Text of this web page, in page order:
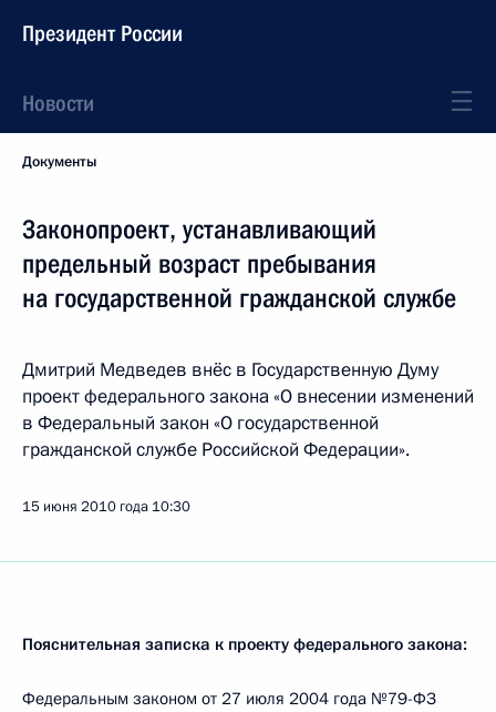
Президент России
Новости
Документы
Законопроект, устанавливающий
предельный возраст пребывания
на государственной гражданской службе
Дмитрий Медведев внёс в Государственную Думу
проект федерального закона «О внесении изменений
в Федеральный закон «О государственной
гражданской службе Российской Федерации».
15 июня 2010 года 10:30
Пояснительная записка к проекту федерального закона:
Федеральным законом от 27 июля 2004 года №79-ФЗ